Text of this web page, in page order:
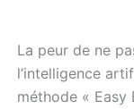
La peur de ne
l’intelligence
méthode « Easy